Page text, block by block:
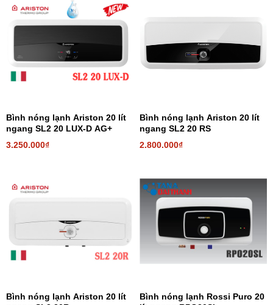
Bình nóng lạnh Ariston 20 lít
ngang SL2 20 LUX-D AG+
3.250.000₫
Bình nóng lạnh Ariston 20 lít
ngang SL2 20 RS
2.800.000₫
Bình nóng lạnh Ariston 20 lít
Bình nóng lạnh Rossi Puro 20